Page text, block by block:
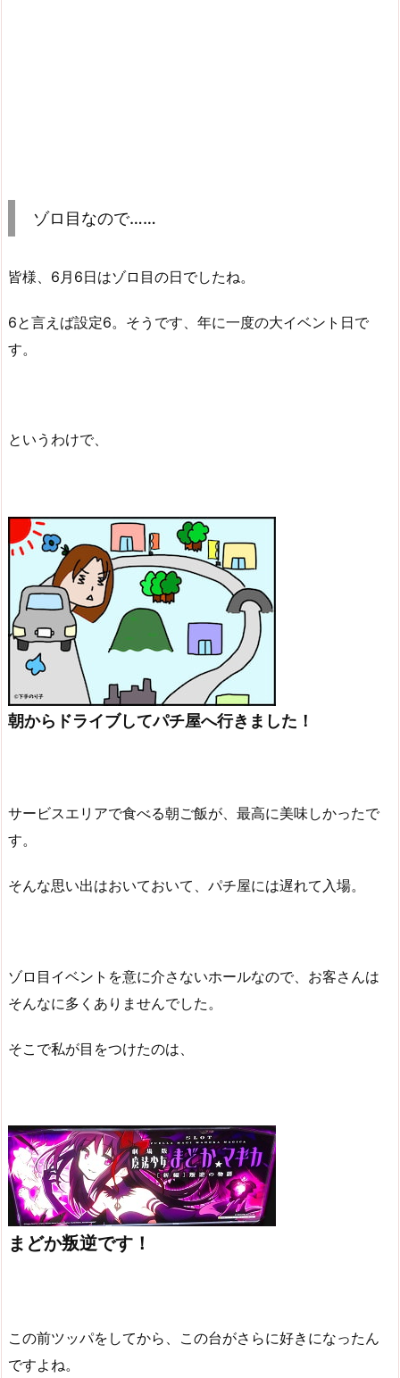
ゾロ目なので……
皆様、6月6日はゾロ目の日でしたね。
6と言えば設定6。そうです、年に一度の大イベント日で
す。
というわけで、
朝からドライブしてパチ屋へ行きました！
サービスエリアで食べる朝ご飯が、最高に美味しかったで
す。
そんな思い出はおいておいて、パチ屋には遅れて入場。
ゾロ目イベントを意に介さないホールなので、お客さんは
そんなに多くありませんでした。
そこで私が目をつけたのは、
まどか叛逆です！
この前ツッパをしてから、この台がさらに好きになったん
ですよね。